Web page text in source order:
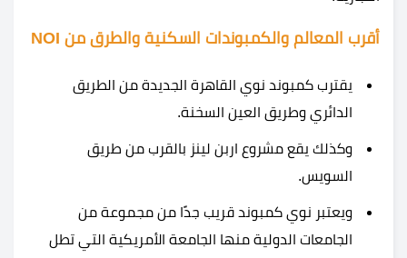
أقرب المعالم والكمبوندات السكنية والطرق من NOI
يقترب كمبوند نوي القاهرة الجديدة من الطريق
الدائري وطريق العين السخنة.
وكذلك يقع مشروع اربن لينز بالقرب من طريق
السويس.
ويعتبر نوي كمبوند قريب جدًا من مجموعة من
الجامعات الدولية منها الجامعة الأمريكية التي تطل